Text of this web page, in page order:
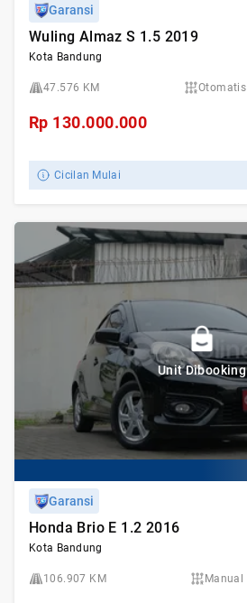
Garansi
Wuling Almaz S 1.5 2019
Kota Bandung
47.576 KM Otomatis
Rp 130.000.000
Cicilan Mulai
Unit Dibooking
Garansi
Honda Brio E 1.2 2016
Kota Bandung
106.907 KM Manual